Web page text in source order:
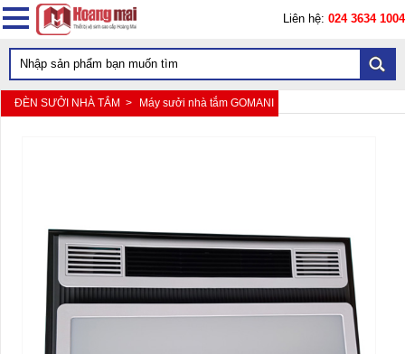
Liên hệ: 024 3634 1004
ĐÈN SƯỞI NHÀ TẮM > Máy sưởi nhà tắm GOMANI